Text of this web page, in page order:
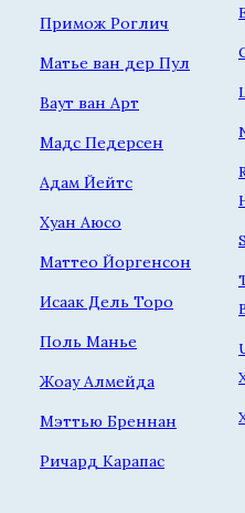
Примож Роглич
Матье ван дер Пул
Ваут ван Арт
Мадс Педерсен
Адам Йейтс
Хуан Аюсо
Маттео Йоргенсон
Исаак Дель Торо
Поль Манье
Жоау Алмейда
Мэттью Бреннан
Ричард Карапас